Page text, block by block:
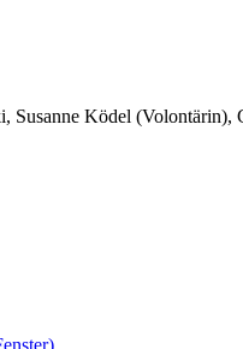
Susanne Ködel (Volontärin),